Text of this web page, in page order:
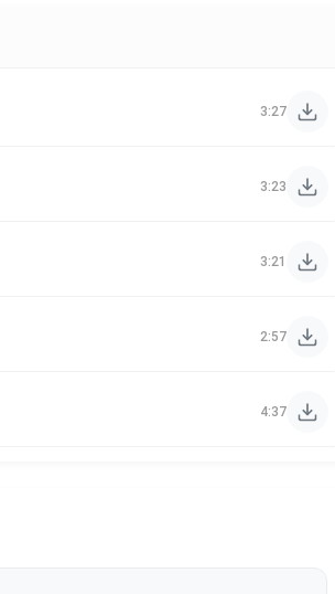
3:27
3:23
3:21
2:57
4:37